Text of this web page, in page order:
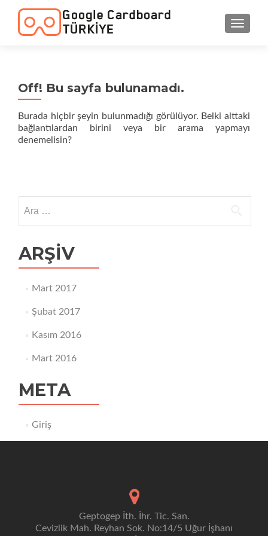
Off! Bu sayfa bulunamadı.
Burada hiçbir şeyin bulunmadığı görülüyor. Belki alttaki
bağlantılardan birini veya bir arama yapmayı
denemelisin?
ARŞIV
Mart 2017
Şubat 2017
Kasım 2016
Mart 2016
META
Giriş
Geptogep İth. İhr. Tic. San.
Cevizlik Mah. Reyhan Sok. No:14/5 Uğur İşhanı